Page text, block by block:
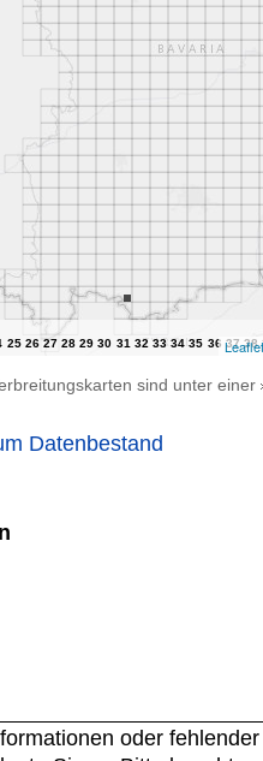
Leaflet
sind unter einer
Datenbestand
oder